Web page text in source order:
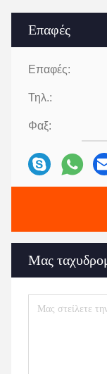
Επαφές
Επαφές:
Τηλ.:
Φαξ:
Μας